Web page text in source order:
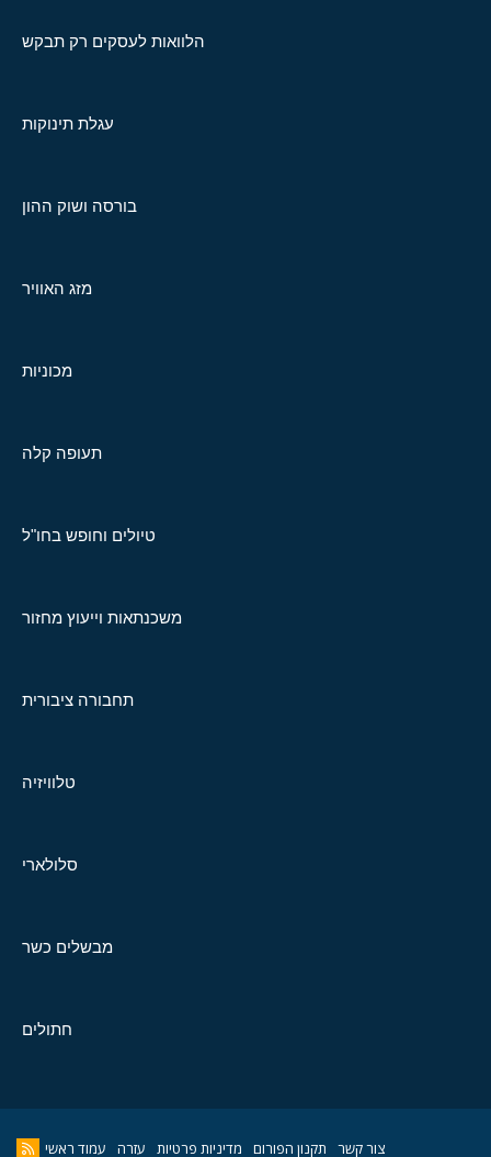
הלוואות לעסקים רק תבקש
עגלת תינוקות
בורסה ושוק ההון
מזג האוויר
מכוניות
תעופה קלה
טיולים וחופש בחו"ל
משכנתאות וייעוץ מחזור
תחבורה ציבורית
טלוויזיה
סלולארי
מבשלים כשר
חתולים
צור קשר תקנון הפורום מדיניות פרטיות עזרה עמוד ראשי